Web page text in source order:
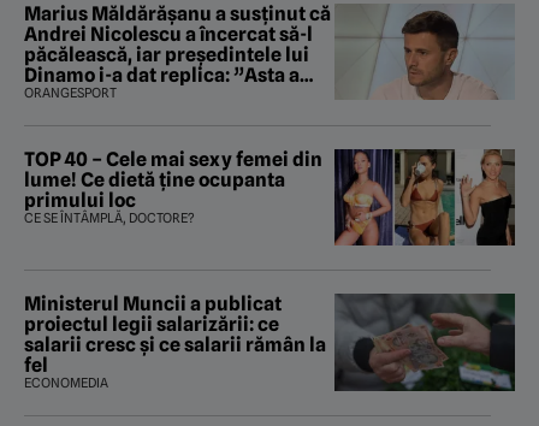
Marius Măldărăşanu a susţinut că
Andrei Nicolescu a încercat să-l
păcălească, iar preşedintele lui
Dinamo i-a dat replica: ”Asta a
fost istoria”
ORANGESPORT
TOP 40 – Cele mai sexy femei din
lume! Ce dietă ține ocupanta
primului loc
CE SE ÎNTÂMPLĂ, DOCTORE?
Ministerul Muncii a publicat
proiectul legii salarizării: ce
salarii cresc și ce salarii rămân la
fel
ECONOMEDIA